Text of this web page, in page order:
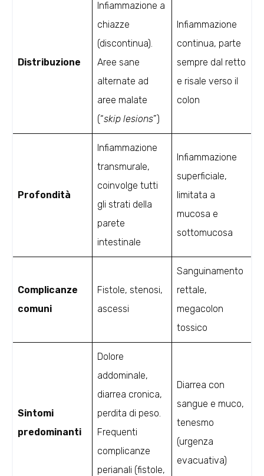
Distribuzione
Infiammazione a
chiazze
(discontinua).
Aree sane
alternate ad
aree malate
(“skip lesions”)
Infiammazione
continua, parte
sempre dal retto
e risale verso il
colon
Profondità
Infiammazione
transmurale,
coinvolge tutti
gli strati della
parete
intestinale
Infiammazione
superficiale,
limitata a
mucosa e
sottomucosa
Complicanze
comuni
Fistole, stenosi,
ascessi
Sanguinamento
rettale,
megacolon
tossico
Sintomi
predominanti
Dolore
addominale,
diarrea cronica,
perdita di peso.
Frequenti
complicanze
perianali (fistole,
Diarrea con
sangue e muco,
tenesmo
(urgenza
evacuativa)